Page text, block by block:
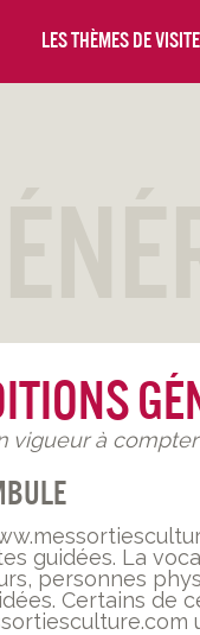
Les thèmes de visite
vigueur à
guidées. La
personnes
Certains de